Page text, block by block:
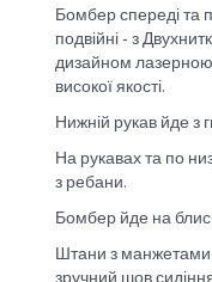
Бомбер спереді та
подвійні - з
дизайном лазерною
високої якості.
Нижній рукав йде з
На рукавах та по
з ребани.
Бомбер йде на
Штани з манжетами